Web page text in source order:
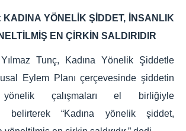
YÖNELİK ŞİDDET, İNSANLIK
EN ÇİRKİN SALDIRIDIR
Tunç, Kadına Yönelik Şiddetle
Eylem Planı çerçevesinde şiddetin
yönelik çalışmaları el birliğiyle
belirterek “Kadına yönelik şiddet,